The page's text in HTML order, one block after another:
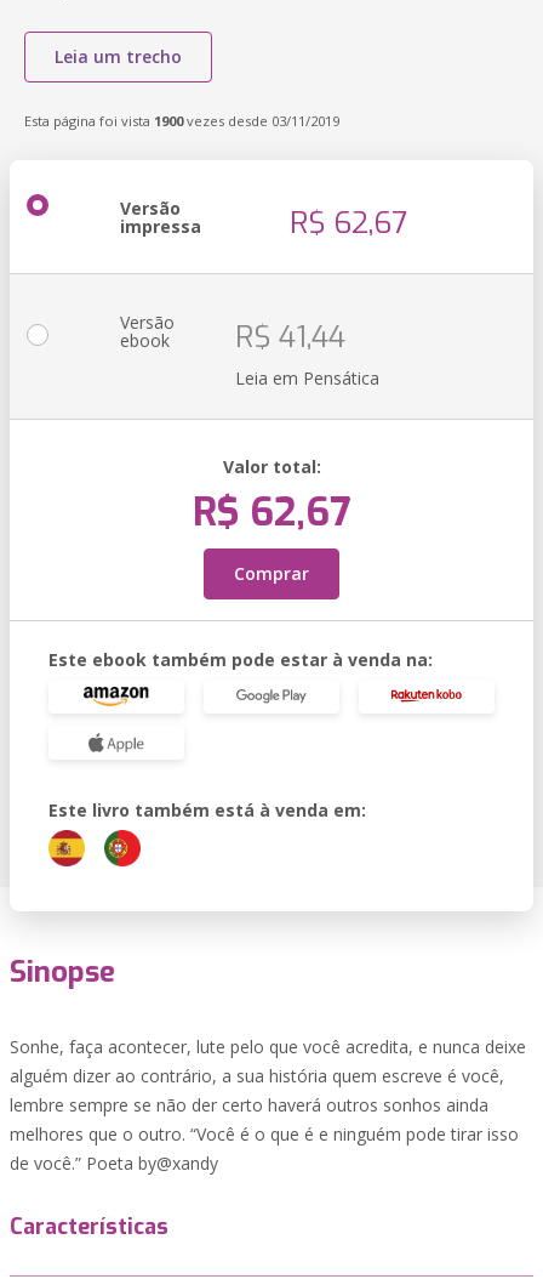
Leia um trecho
Esta página foi vista 1900vezes desde 03/11/2019
Versão
impressa R$ 62,67
Versão
ebook R$ 41,44
Leia em Pensática
Valor total:
R$ 62,67
Comprar
Este ebook também pode estar à venda na:
Este livro também está à venda em:
Sinopse
Sonhe, faça acontecer, lute pelo que você acredita, e nunca deixe
alguém dizer ao contrário, a sua história quem escreve é você,
lembre sempre se não der certo haverá outros sonhos ainda
melhores que o outro. “Você é o que é e ninguém pode tirar isso
de você.” Poeta by@xandy
Características